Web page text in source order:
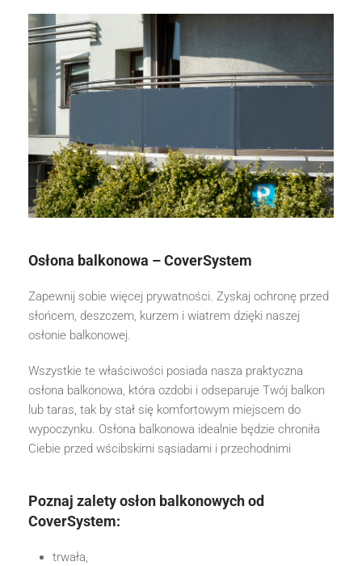
Osłona balkonowa – CoverSystem
Zapewnij sobie więcej prywatności. Zyskaj ochronę przed
słońcem, deszczem, kurzem i wiatrem dzięki naszej
osłonie balkonowej.
Wszystkie te właściwości posiada nasza praktyczna
osłona balkonowa, która ozdobi i odseparuje Twój balkon
lub taras, tak by stał się komfortowym miejscem do
wypoczynku. Osłona balkonowa idealnie będzie chroniła
Ciebie przed wścibskimi sąsiadami i przechodnimi
Poznaj zalety osłon balkonowych od
CoverSystem:
trwała,